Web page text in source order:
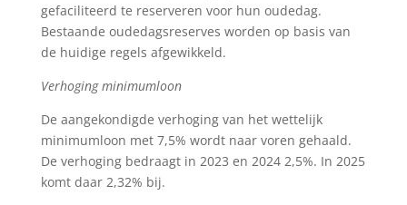
gefaciliteerd te reserveren voor hun oudedag.
Bestaande oudedagsreserves worden op basis van
de huidige regels afgewikkeld.
Verhoging minimumloon
De aangekondigde verhoging van het wettelijk
minimumloon met 7,5% wordt naar voren gehaald.
De verhoging bedraagt in 2023 en 2024 2,5%. In 2025
komt daar 2,32% bij.